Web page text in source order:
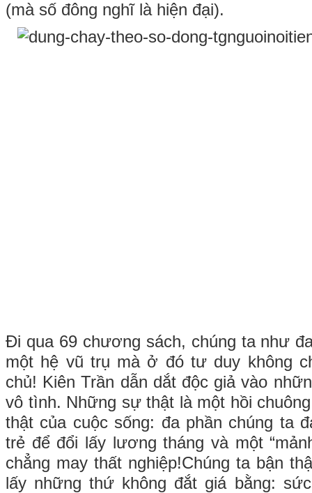
(mà số đông nghĩ là hiện đại).
Đi qua 69 chương sách, chúng ta như
một hệ vũ trụ mà ở đó tư duy không
chủ! Kiên Trần dẫn dắt độc giả vào
vô tình. Những sự thật là một hồi
thật của cuộc sống: đa phần chúng ta
trẻ để đổi lấy lương tháng và một
chẳng may thất nghiệp!Chúng ta bận
lấy những thứ không đắt giá bằng: